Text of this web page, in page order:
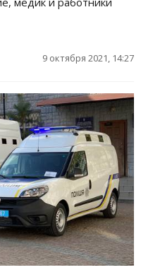
9 октября 2021, 14:27